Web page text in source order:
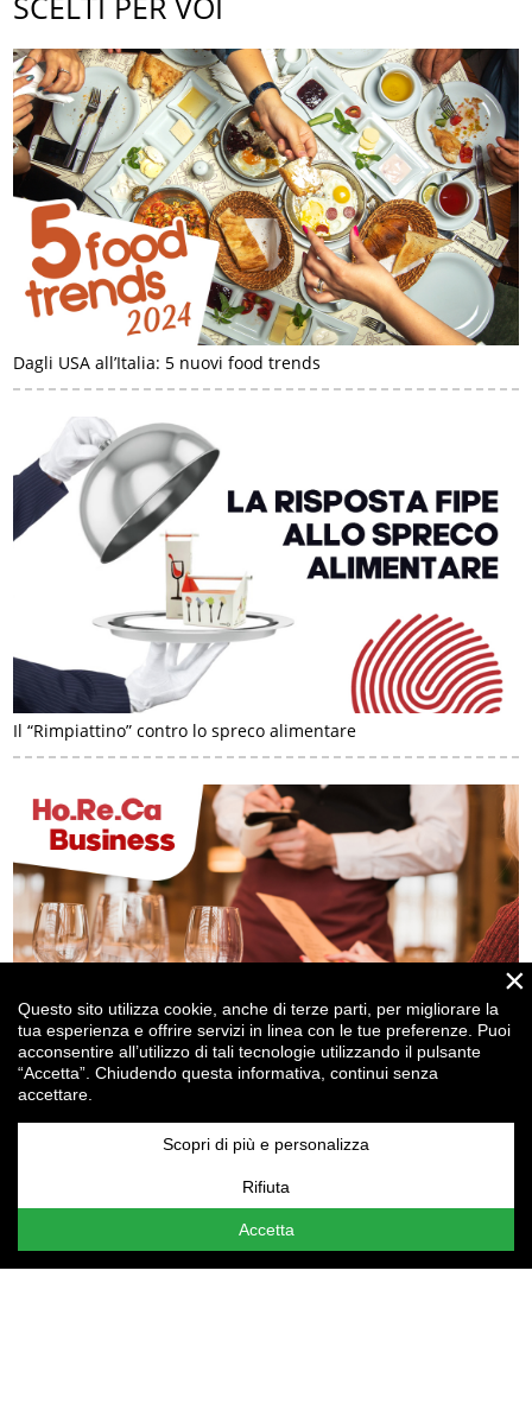
Dagli USA all’Italia: 5 nuovi food trends
Il “Rimpiattino” contro lo spreco alimentare
Ristorazione, attraente per i clienti ma anche per... gli
Attenzione:le tueImpostazioni cookienon consentono la
visualizzazione del contenuto qui presente. Assicurati di
aver accettato i cookie per il "Miglioramento
×
Questo sito utilizza cookie, anche di terze parti, per migliorare la
tua esperienza e offrire servizi in linea con le tue preferenze. Puoi
acconsentire all’utilizzo di tali tecnologie utilizzando il pulsante
“Accetta”. Chiudendo questa informativa, continui senza
accettare.
Scopri di più e personalizza
Rifiuta
Accetta